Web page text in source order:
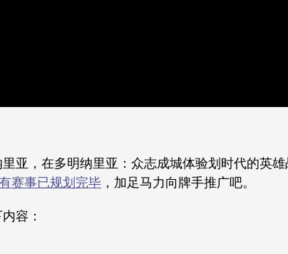
亚，在多明纳里亚：众志成城体验划时代的英雄
赛事已规划完毕，加足马力向牌手推广吧。
容：